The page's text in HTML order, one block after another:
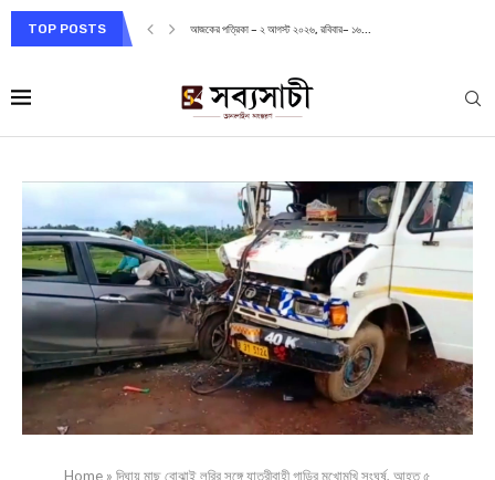
TOP POSTS আজকের পত্রিকা – ২ আগস্ট ২০২৬, রবিবার– ১৬...
Home » দিঘায় মাছ বোঝাই লরির সঙ্গে যাত্রীবাহী গাড়ির মুখোমুখি সংঘর্ষ, আহত ৫